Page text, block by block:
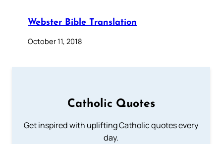
Webster Bible Translation
October 11, 2018
Catholic Quotes
Get inspired with uplifting Catholic quotes every
day.